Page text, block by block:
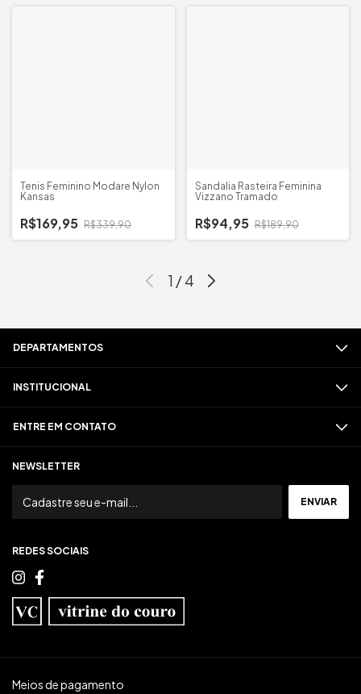
Tenis Feminino Modare Nylon
Kansas
R$169,95 R$339,90
Sandalia Rasteira Feminina
Vizzano Tramado
R$94,95 R$189,90
1 /4
DEPARTAMENTOS
INSTITUCIONAL
ENTRE EM CONTATO
NEWSLETTER
REDES SOCIAIS
Meios de pagamento